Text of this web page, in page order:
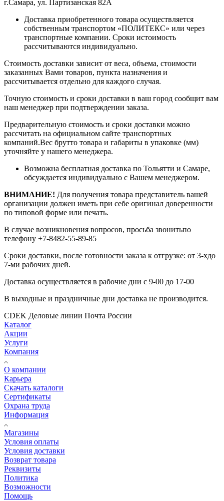
г.Самара, ул. Партизанская 82А
Доставка приобретенного товара осуществляется
собственным транспортом «ПОЛИТЕКС» или через
транспортные компании. Сроки истоимость
рассчитываются индивидуально.
Стоимость доставки зависит от веса, объема, стоимости
заказанных Вами товаров, пункта назначения и
рассчитывается отдельно для каждого случая.
Точную стоимость и сроки доставки в ваш город сообщит вам
наш менеджер при подтверждении заказа.
Предварительную стоимость и сроки доставки можно
рассчитать на официальном сайте транспортных
компаний.Вес брутто товара и габариты в упаковке (мм)
уточняйте у нашего менеджера.
Возможна бесплатная доставка по Тольятти и Самаре,
обсуждается индивидуально с Вашем менеджером.
ВНИМАНИЕ! Для получения товара представитель вашей
организации должен иметь при себе оригинал доверенности
по типовой форме или печать.
В случае возникновения вопросов, просьба звонитьпо
телефону +7-8482-55-89-85
Сроки доставки, после готовности заказа к отгрузке: от 3-хдо
7-ми рабочих дней.
Доставка осуществляется в рабочие дни с 9-00 до 17-00
В выходные и праздничные дни доставка не производится.
CDEK Деловые линии Почта России
Каталог
Акции
Услуги
Компания
О компании
Карьера
Cкачать каталоги
Сертификаты
Охрана труда
Информация
Магазины
Условия оплаты
Условия доставки
Возврат товара
Реквизиты
Политика
Возможности
Помощь